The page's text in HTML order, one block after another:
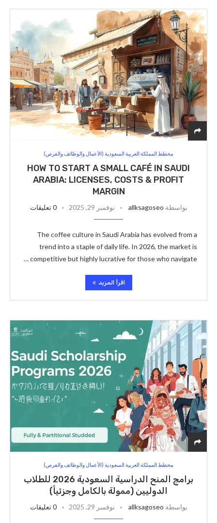
مخطط المملكة العربية السعودية (الأعمال والوظائف والفرص)
HOW TO START A SMALL CAFÉ IN SAUDI
ARABIA: LICENSES, COSTS & PROFIT
MARGIN
بواسطة allksagoseo نوفمبر 29, 2025 0 تعليقات
The coffee culture in Saudi Arabia has evolved from a
trend into a staple of daily life. In 2026, the market is
competitive but highly lucrative for those who navigate …
اقرأ المزيد
مخطط المملكة العربية السعودية (الأعمال والوظائف والفرص)
برامج المنح الدراسية السعودية 2026 للطلاب
الدوليين (ممولة بالكامل وجزئياً)
بواسطة allksagoseo نوفمبر 29, 2025 0 تعليقات